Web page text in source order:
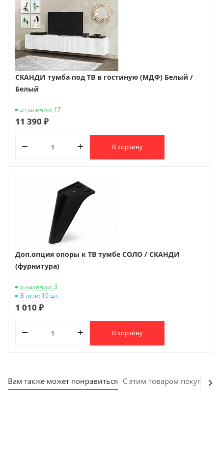
СКАНДИ тумба под ТВ в гостиную (МДФ) Белый /
Белый
в наличии: 17
11 390 ₽
В корзину
Доп.опция опоры к ТВ тумбе СОЛО / СКАНДИ
(фурнитура)
в наличии: 3
В пути: 10 шт.
1 010 ₽
В корзину
Вам также может понравиться С этим товаром покупают